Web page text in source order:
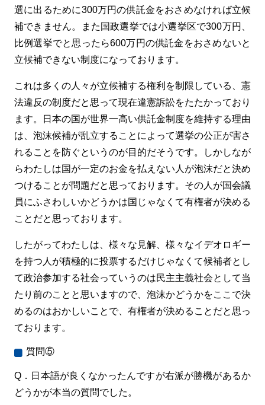
選に出るために300万円の供託金をおさめなければ立候
補できません。また国政選挙では小選挙区で300万円、
比例選挙でと思ったら600万円の供託金をおさめないと
立候補できない制度になっております。
これは多くの人々が立候補する権利を制限している、憲
法違反の制度だと思って現在違憲訴訟をたたかっており
ます。日本の国が世界一高い供託金制度を維持する理由
は、泡沫候補が乱立することによって選挙の公正が害さ
れることを防ぐというのが目的だそうです。しかしなが
らわたしは国が一定のお金を払えない人が泡沫だと決め
つけることが問題だと思っております。その人が国会議
員にふさわしいかどうかは国じゃなくて有権者が決める
ことだと思っております。
したがってわたしは、様々な見解、様々なイデオロギー
を持つ人が積極的に投票するだけじゃなくて候補者とし
て政治参加する社会っていうのは民主主義社会として当
たり前のことと思いますので、泡沫かどうかをここで決
めるのはおかしいことで、有権者が決めることだと思っ
ております。
質問⑤
Q．日本語が良くなかったんですが右派が勝機があるか
どうかが本当の質問でした。